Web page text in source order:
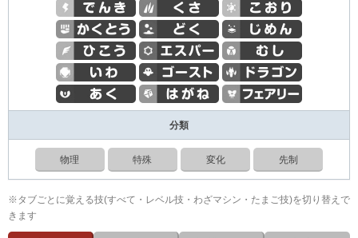
分類
物理 特殊 変化 先制
※タブごとに覚える技(すべて・レベル技・わざマシン・たまご技)を切り替えで
きます